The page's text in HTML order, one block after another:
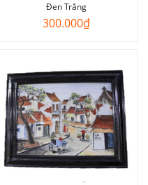
Đen Trắng
300.000₫